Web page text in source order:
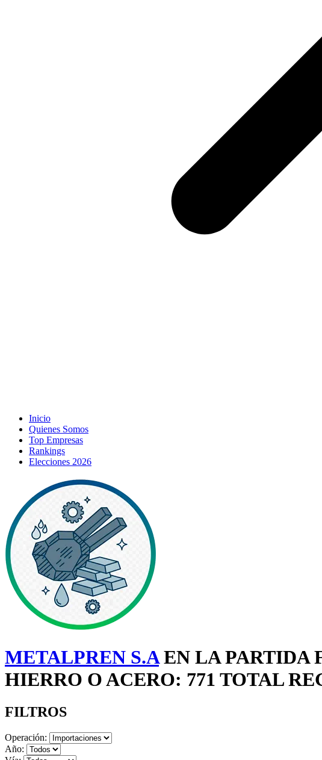
Inicio
Quienes Somos
Top Empresas
Rankings
Elecciones 2026
METALPREN S.AEN LA PARTIDA
HIERRO O ACERO: 771 TOTAL
FILTROS
Operación:
Año: